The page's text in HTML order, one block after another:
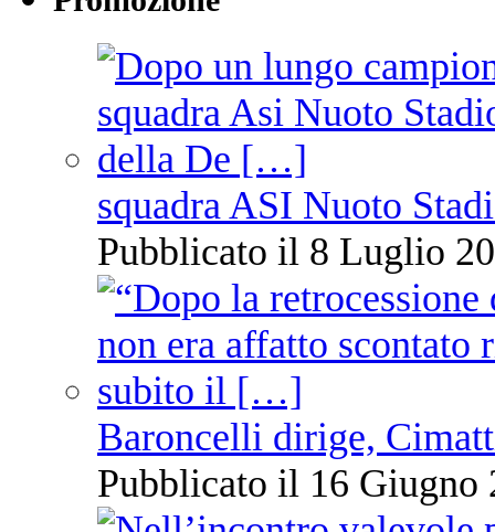
squadra ASI Nuoto
Pubblicato il 8 Luglio
Baroncelli dirige,
Pubblicato il 16 Giugno